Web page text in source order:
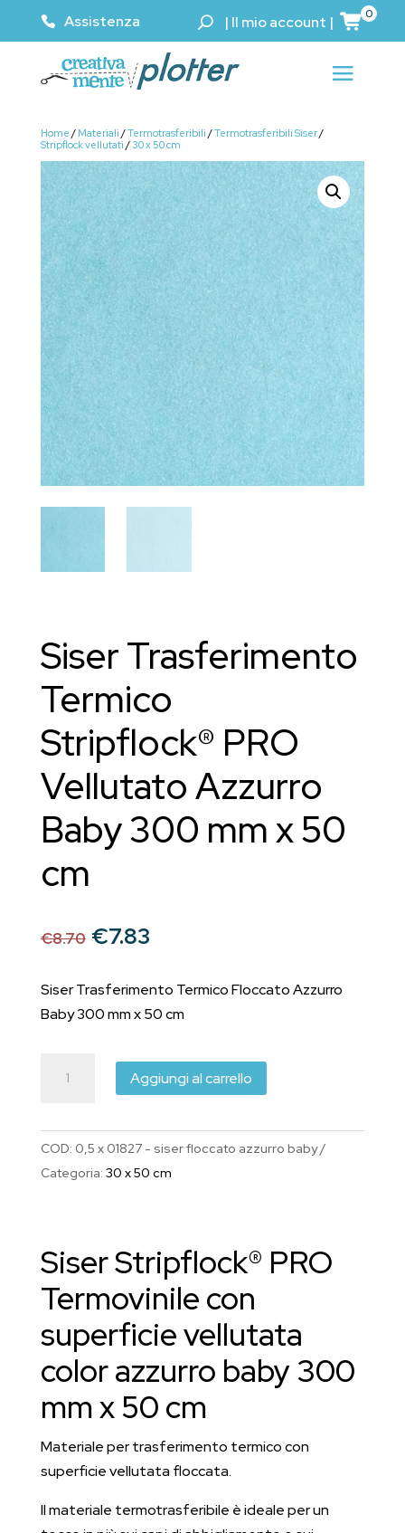
Assistenza | Il mio account | 0
Home / Materiali /Termotrasferibili /Termotrasferibili Siser/
Stripflock vellutati / 30 x 50 cm
Siser Trasferimento
Termico
Stripflock® PRO
Vellutato Azzurro
Baby 300 mm x 50
cm
€8.70 Il
originale
era:
€7.83Il
attuale
è:
Siser Trasferimento Termico Floccato Azzurro
Baby 300 mm x 50 cm
Trasferimento
mm
x
50
cm
quantità
Aggiungi al carrello
COD: 0,5 x 01827 - siser floccato azzurro baby
Categoria: 30 x 50 cm
Siser Stripflock® PRO
Termovinile con
superficie vellutata
color azzurro baby 300
mm x 50 cm
Materiale per trasferimento termico con
superficie vellutata floccata.
Il materiale termotrasferibile è ideale per un